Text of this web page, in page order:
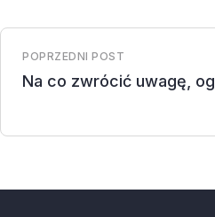
POPRZEDNI POST
Na co zwrócić uwagę,